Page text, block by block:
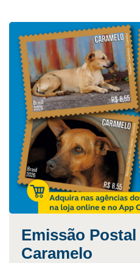
Emissão
Caramelo